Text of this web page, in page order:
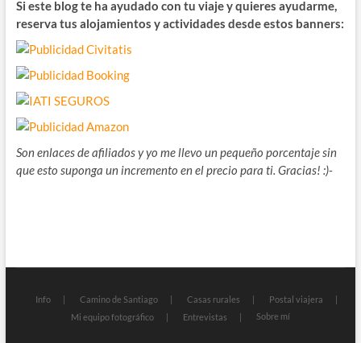
Si este blog te ha ayudado con tu viaje y quieres ayudarme,
reserva tus alojamientos y actividades desde estos banners:
Son enlaces de afiliados y yo me llevo un pequeño porcentaje sin
que esto suponga un incremento en el precio para ti. Gracias! :)-
Info Camino de Santiago Casas rurales
Postal viajera
Mi equipo fotográfico
Entrevistas Sobre mí